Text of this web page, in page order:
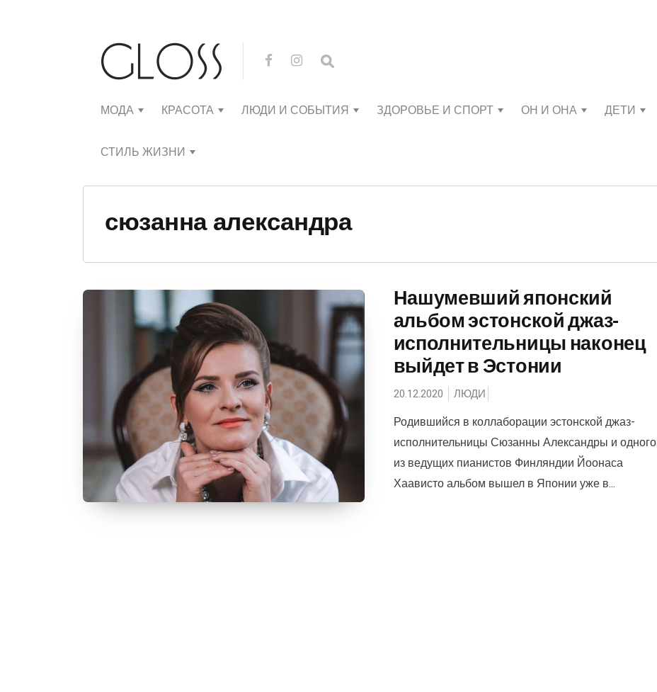
МОДА КРАСОТА ЛЮДИ И СОБЫТИЯ ЗДОРОВЬЕ И СПОРТ ОН И ОНА ДЕТИ
СТИЛЬ ЖИЗНИ
сюзанна александра
Нашумевший японский
альбом эстонской джаз-
исполнительницы наконец
выйдет в Эстонии
20.12.2020 ЛЮДИ
Родившийся в коллаборации эстонской джаз-
исполнительницы Сюзанны Александры и одного
из ведущих пианистов Финляндии Йоонаса
Хаависто альбом вышел в Японии уже в...